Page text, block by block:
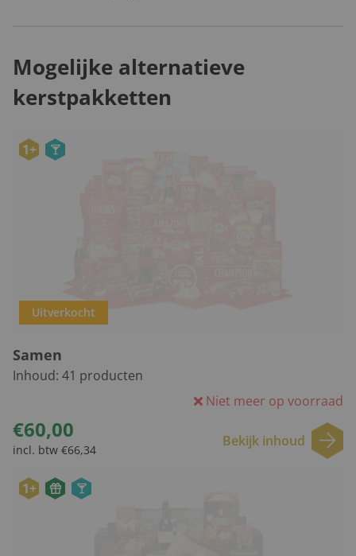
Mogelijke alternatieve
kerstpakketten
1+
Uitverkocht
Samen
Inhoud: 41 producten
Niet meer op voorraad
€60,00
incl. btw €66,34
Bekijk inhoud
1+